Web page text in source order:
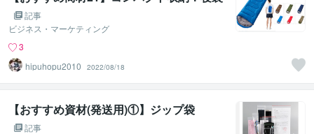
記事
ビジネス・マーケティング
3
hipuhopu2010
2022/08/18
【おすすめ資材(発送用)①】ジップ袋
記事